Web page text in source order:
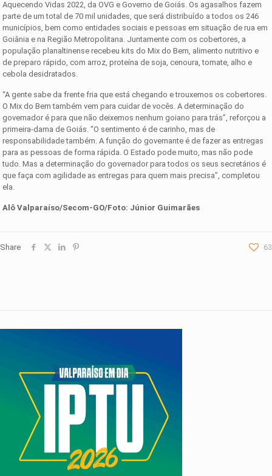
Aquecendo Vidas 2022, da OVG e Governo de Goiás. Os agasalhos fazem
parte de um total de 70 mil unidades, que será distribuído a todos os 246
municípios, bem como entidades sociais e pessoas em situação de rua em
Goiânia e na Região Metropolitana. Juntamente com os cobertores, a
população planaltinense recebeu kits do Mix do Bem, alimento nutritivo e
de preparo rápido, com arroz, proteína de soja, cenoura, tomate, alho e
cebola desidratados.
“A gente sabe da frente fria que está chegando e trouxemos os cobertores.
O Mix do Bem também vem para cuidar de vocês. A determinação do
governador é para que não deixemos nenhum goiano para trás”, reforçou a
primeira-dama de Goiás. “O sentimento é de carinho, mas de
responsabilidade também. A função do governante é de fazer as entregas
para as pessoas de forma rápida. O Estado pode muito, mas não pode
tudo. Mas a determinação do governador para todos os seus secretários é
que faça com agilidade as entregas para quem mais precisa”, completou
ela.
Alô Valparaíso/Secom-GO/Foto: Júnior Guimarães
Share 63